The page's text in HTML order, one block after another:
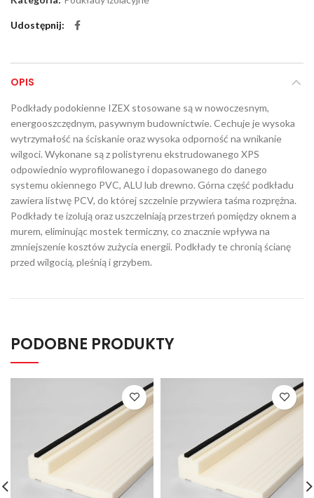
Udostępnij
OPIS
Podkłady podokienne IZEX stosowane są w nowoczesnym,
energooszczędnym, pasywnym budownictwie. Cechuje je wysoka
wytrzymałość na ściskanie oraz wysoka odporność na wnikanie
wilgoci. Wykonane są z polistyrenu ekstrudowanego XPS
odpowiednio wyprofilowanego i dopasowanego do danego
systemu okiennego PVC, ALU lub drewno. Górna część podkładu
zawiera listwę PCV, do której szczelnie przywiera taśma rozprężna.
Podkłady te izolują oraz uszczelniają przestrzeń pomiędzy oknem a
murem, eliminując mostek termiczny, co znacznie wpływa na
zmniejszenie kosztów zużycia energii. Podkłady te chronią ścianę
przed wilgocią, pleśnią i grzybem.
PODOBNE PRODUKTY